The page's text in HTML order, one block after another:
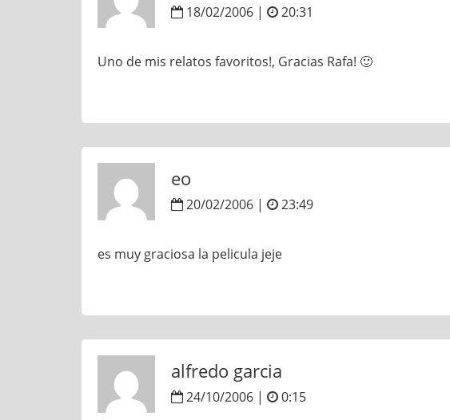
18/02/2006 | 20:31
Uno de mis relatos favoritos!, Gracias Rafa! 🙂
eo
20/02/2006 | 23:49
es muy graciosa la pelicula jeje
alfredo garcia
24/10/2006 | 0:15